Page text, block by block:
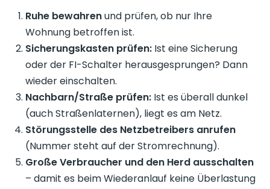
Ruhe bewahrenund prüfen, ob nur Ihre
Wohnung betroffen ist.
Sicherungskasten prüfen: Ist eine Sicherung
oder der FI-Schalter herausgesprungen? Dann
wieder einschalten.
Nachbarn/Straße prüfen: Ist es überall dunkel
(auch Straßenlaternen), liegt es am Netz.
Störungsstelle des Netzbetreibers anrufen
(Nummer steht auf der Stromrechnung).
Große Verbraucher und den Herd ausschalten
– damit es beim Wiederanlauf keine Überlastung